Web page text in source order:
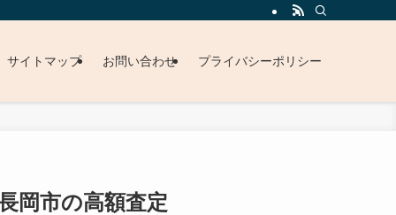
サイトマップ お問い合わせ プライバシーポリシー
岡市の高額査定